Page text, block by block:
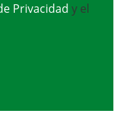
Privacidad y el